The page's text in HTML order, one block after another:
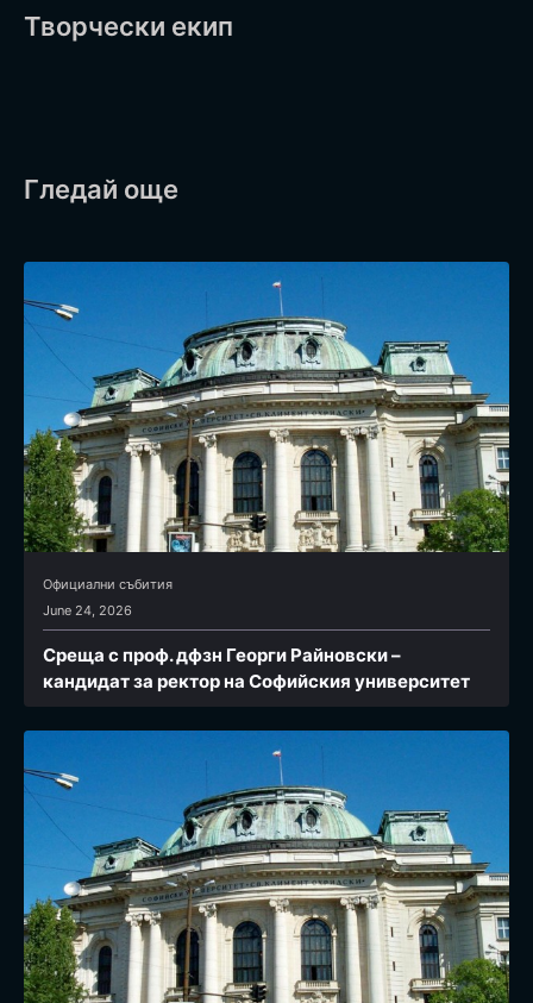
Творчески екип
Гледай още
Официални събития
June 24, 2026
Среща с проф. дфзн Георги Райновски –
кандидат за ректор на Софийския университет